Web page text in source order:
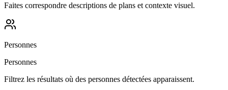
Faites correspondre descriptions de plans et contexte visuel.
Personnes
Personnes
Filtrez les résultats où des personnes détectées apparaissent.